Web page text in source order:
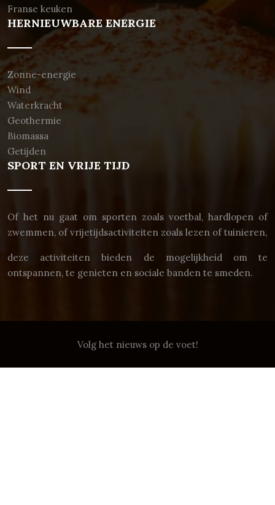
Franse keuken
HERNIEUWBARE ENERGIE
Zonne-energie
Wind
Waterkracht
Geothermie
Biomassa
Getijden
SPORT EN VRIJE TIJD
Of het nu gaat om sporten zoals voetbal, hardlopen of
zwemmen, of vrijetijdsactiviteiten zoals lezen of tuinieren,
deze activiteiten bieden de mogelijkheid om te
ontspannen, te genieten en sociale banden te smeden.
Volg het nieuws op de voet!